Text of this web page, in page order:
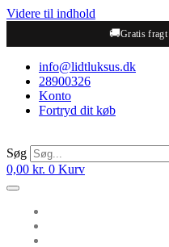
Videre til indhold
🚚Gratis
info@lidtluksus.dk
28900326
Konto
Fortryd dit køb
Søg
0,00 kr. 0 Kurv